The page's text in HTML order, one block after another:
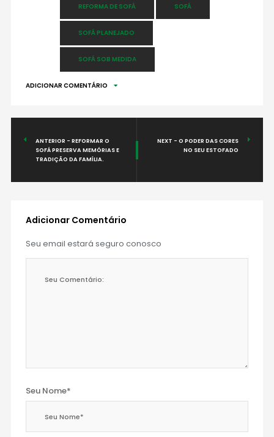
REFORMA DE SOFÁ SOFÁ
SOFÁ PLANEJADO
SOFÁ SOB MEDIDA
ADICIONAR COMENTÁRIO
ANTERIOR - REFORMAR O
SOFÁ PRESERVA MEMÓRIAS E
TRADIÇÃO DA FAMÍLIA.
NEXT - O PODER DAS CORES
NO SEU ESTOFADO
Adicionar Comentário
Seu email estará seguro conosco
Seu Nome*